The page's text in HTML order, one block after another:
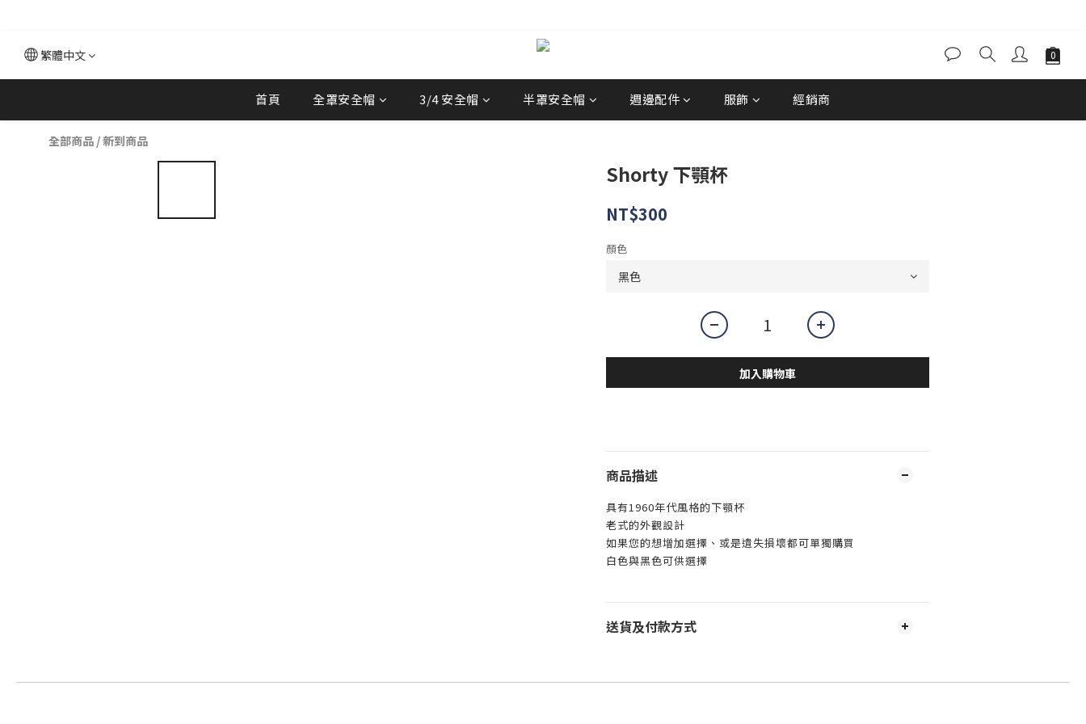
繁體中文
首頁 全罩安全帽 3/4 安全帽 半罩安全帽 週邊配件 服飾 經銷商
全部商品 /新到商品
Shorty 下顎杯
NT$300
顏色
加入購物車
商品描述
具有1960年代風格的下顎杯
老式的外觀設計
如果您的想增加選擇、或是遺失損壞都可單獨購買
白色與黑色可供選擇
送貨及付款方式